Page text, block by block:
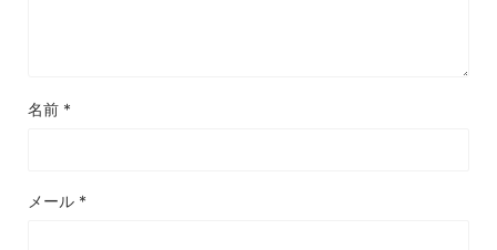
名前 *
メール *